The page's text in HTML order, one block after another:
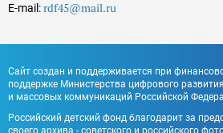
E-mail:rdf45@mail.ru
Сайт создан и поддерживается при
поддержке Министерства цифрового
и массовых коммуникаций Российской
Российский детский фонд благодарит за
своего архива - советского и российского